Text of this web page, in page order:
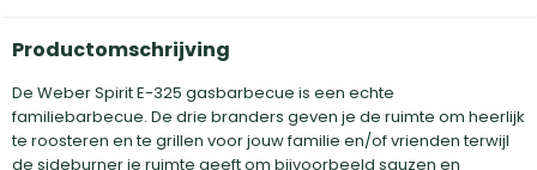
Productomschrijving
De Weber Spirit E-325 gasbarbecue is een echte
familiebarbecue. De drie branders geven je de ruimte om heerlijk
te roosteren en te grillen voor jouw familie en/of vrienden terwijl
de sideburner je ruimte geeft om bijvoorbeeld sauzen en